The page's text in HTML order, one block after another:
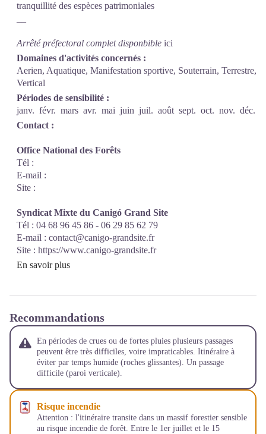
tranquillité des espèces patrimoniales
Arrêté préfectoral complet disponbible ici
Domaines d'activités concernés :
Aerien, Aquatique, Manifestation sportive, Souterrain, Terrestre,
Vertical
Périodes de sensibilité :
janv. févr. mars avr. mai juin juil. août sept. oct. nov. déc.
Contact :
Office National des Forêts
Tél :
E-mail :
Site :
Syndicat Mixte du Canigó Grand Site
Tél : 04 68 96 45 86 - 06 29 85 62 79
E-mail : contact@canigo-grandsite.fr
Site : https://www.canigo-grandsite.fr
En savoir plus
Recommandations
En périodes de crues ou de fortes pluies plusieurs passages
peuvent être très difficiles, voire impraticables. Itinéraire à
éviter par temps humide (roches glissantes). Un passage
difficile (paroi verticale).
Risque incendie
Attention : l'itinéraire transite dans un massif forestier sensible
au risque incendie de forêt. Entre le 1er juillet et le 15